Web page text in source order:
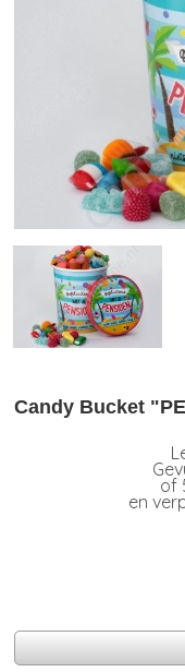
Candy Bucket
of
en